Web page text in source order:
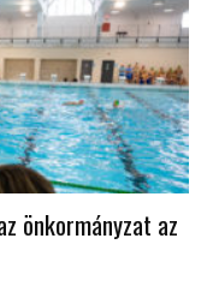
önkormányzat az